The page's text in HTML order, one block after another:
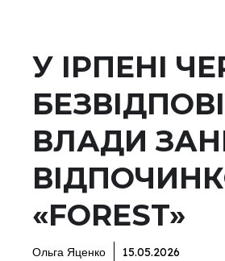
У ІРПЕНІ
ВЛАДИ
«FOREST»
Ольга Яценко 15.05.2026